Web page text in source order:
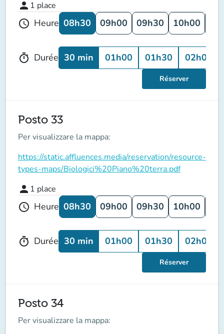
person 1 place
schedule Heure 08h30 09h00 09h30 10h00
timer Durée 30 min 01h00 01h30 02h00
Réserver
Posto 33
Per visualizzare la mappa:
https://static.affluences.media/reservation/resource-
types-maps/Biologici%20Piano%20terra.pdf
person 1 place
schedule Heure 08h30 09h00 09h30 10h00
timer Durée 30 min 01h00 01h30 02h00
Réserver
Posto 34
Per visualizzare la mappa: